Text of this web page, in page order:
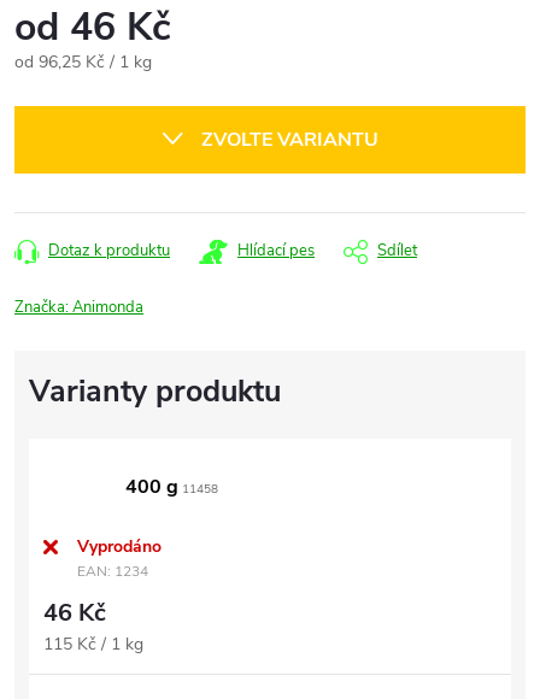
od 46 Kč
Měrná
od 96,25 Kč / 1 kg
ZVOLTE VARIANTU
Dotaz k produktu Hlídací pes Sdílet
Značka:Animonda
400 g 11458
Vyprodáno
EAN: 1234
46 Kč
Měrná
cena:
115 Kč / 1 kg